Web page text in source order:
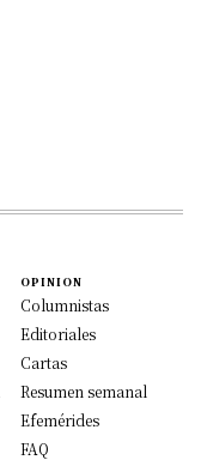
OPINION
Columnistas
Editoriales
Cartas
Resumen semanal
Efemérides
FAQ